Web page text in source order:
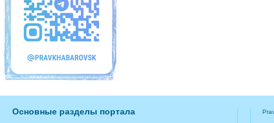
Основные разделы портала